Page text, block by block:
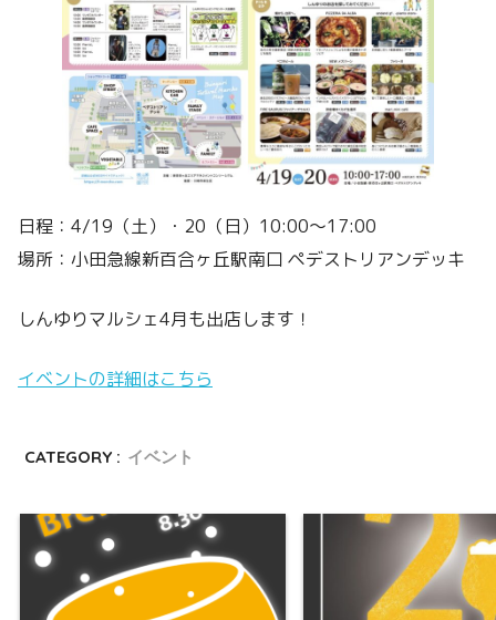
日程：4/19（土）・20（日）10:00〜17:00
場所：小田急線新百合ヶ丘駅南口 ペデストリアンデッキ
しんゆりマルシェ4月も出店します！
イベントの詳細はこちら
CATEGORY : イベント